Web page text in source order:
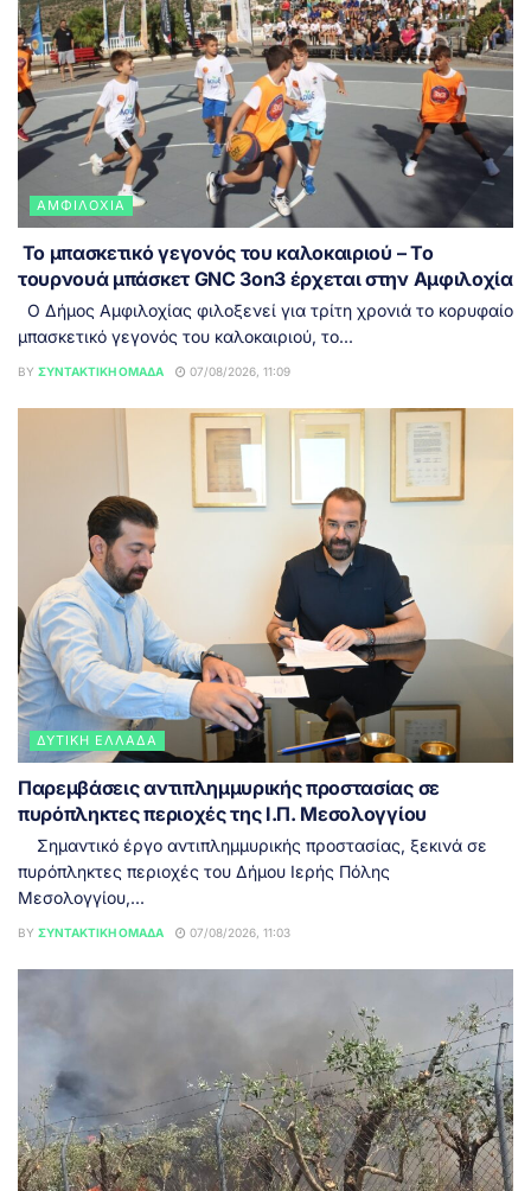
ΑΜΦΙΛΟΧΊΑ
Το μπασκετικό γεγονός του καλοκαιριού – Το
τουρνουά μπάσκετ GNC 3on3 έρχεται στην Αμφιλοχία
Ο Δήμος Αμφιλοχίας φιλοξενεί για τρίτη χρονιά το κορυφαίο
μπασκετικό γεγονός του καλοκαιριού, το...
BY ΣΥΝΤΑΚΤΙΚΉ ΟΜΆΔΑ 07/08/2026, 11:09
ΔΥΤΙΚΉ ΕΛΛΆΔΑ
Παρεμβάσεις αντιπλημμυρικής προστασίας σε
πυρόπληκτες περιοχές της Ι.Π. Μεσολογγίου
Σημαντικό έργο αντιπλημμυρικής προστασίας, ξεκινά σε
πυρόπληκτες περιοχές του Δήμου Ιερής Πόλης
Μεσολογγίου,...
BY ΣΥΝΤΑΚΤΙΚΉ ΟΜΆΔΑ 07/08/2026, 11:03